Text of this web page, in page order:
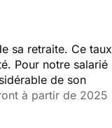
sa retraite. Ce taux
Pour notre salarié
de son
à partir de 2025